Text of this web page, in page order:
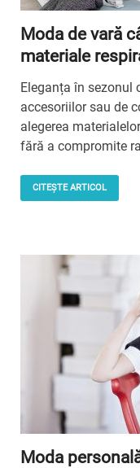
Moda de vară
materiale
Eleganța în sezonul
accesoriilor sau de
alegerea
fără a compromite
CITEȘTE ARTICOL
Moda